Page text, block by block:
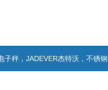
杰特沃，不锈钢地磅，防水台称